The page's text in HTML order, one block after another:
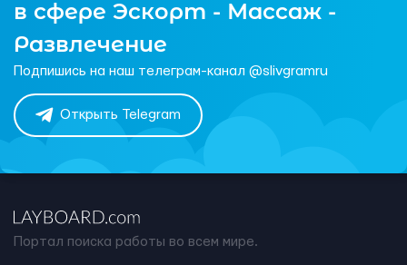
в сфере Эскорт - Массаж -
Развлечение
Подпишись на наш телеграм-канал @slivgramru
Открыть Telegram
Портал поиска работы во всем мире.